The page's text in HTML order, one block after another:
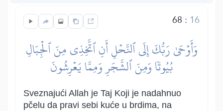
68 : 16
وَأَوۡحَىٰ رَبُّكَ إِلَى ٱلنَّحۡلِ أَنِ ٱتَّخِذِي مِنَ ٱلۡجِبَالِ
بُيُوتٗا وَمِنَ ٱلشَّجَرِ وَمِمَّا يَعۡرِشُونَ
Sveznajući Allah je Taj Koji je nadahnuo
pčelu da pravi sebi kuće u brdima, na